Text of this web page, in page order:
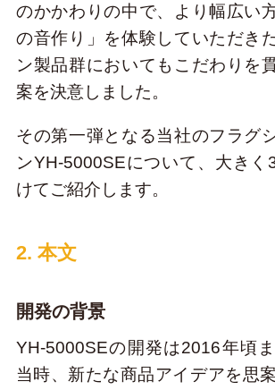
のかかわりの中で、より幅広い
の音作り」を体験していただき
ン製品群においてもこだわりを
案を決意しました。
その第一弾となる当社のフラグ
ンYH-5000SEについて、大きく
けてご紹介します。
2. 本文
開発の背景
YH-5000SEの開発は2016年頃
当時、新たな商品アイデアを思